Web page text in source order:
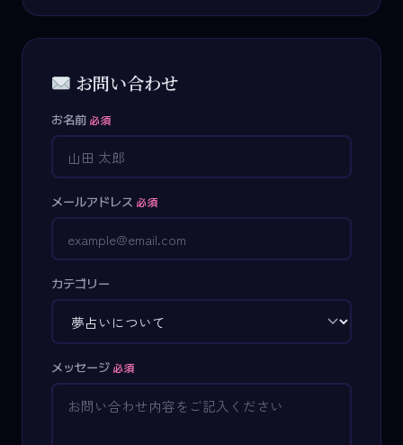
お問い合わせ
お名前 必須
メールアドレス 必須
カテゴリー
メッセージ 必須